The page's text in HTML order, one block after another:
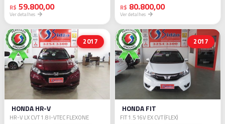
R$ 59.800,00
Ver detalhes
R$ 80.800,00
Ver detalhes
2017
HONDA HR-V
HR-V LX CVT 1.8 I-VTEC FLEXONE
2017
HONDA FIT
FIT 1.5 16V EX CVT (FLEX)